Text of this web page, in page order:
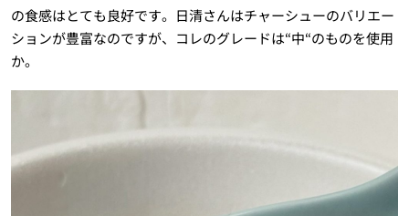
の食感はとても良好です。日清さんはチャーシューのバリエー
ションが豊富なのですが、コレのグレードは“中“のものを使用
か。